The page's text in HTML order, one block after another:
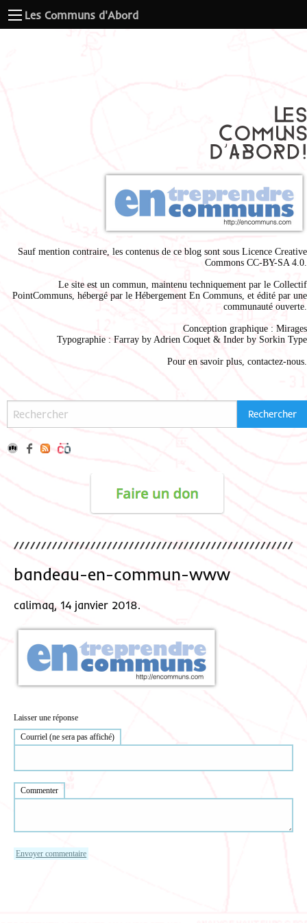
Les Communs d'Abord
Sauf mention contraire, les contenus de ce blog sont sous Licence Creative
Commons CC-BY-SA 4.0
Le site est un commun, maintenu techniquement par le Collectif
PointCommuns , hébergé par le Hébergement En Communs , et édité par une
communauté ouverte.
Conception graphique : Mirages
Typographie : Farray by Adrien Coquet & Inder by Sorkin Type
Pour en savoir plus, contactez-nous
bandeau-en-commun-www
calimaq, 14 janvier 2018.
Laisser une réponse
Courriel (ne sera pas affiché)
Commenter